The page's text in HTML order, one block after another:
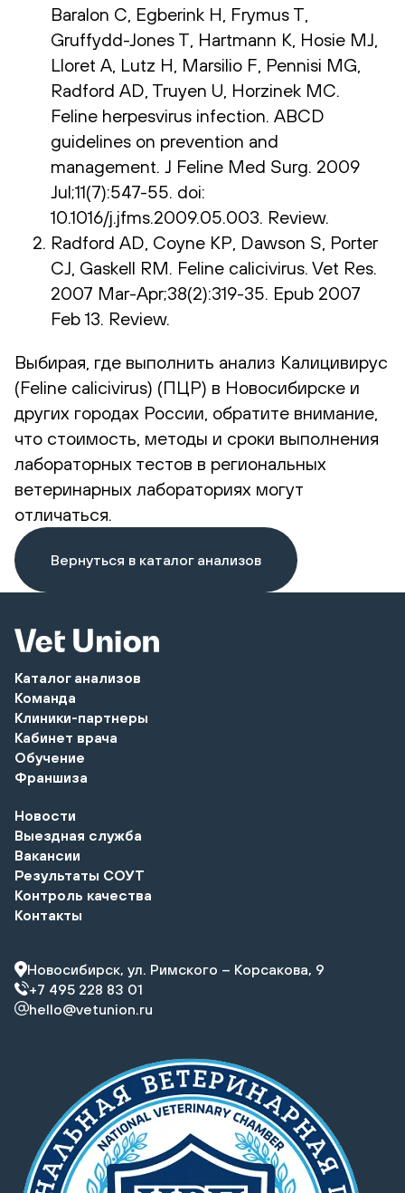
Baralon C, Egberink H, Frymus T,
Gruffydd-Jones T, Hartmann K, Hosie MJ,
Lloret A, Lutz H, Marsilio F, Pennisi MG,
Radford AD, Truyen U, Horzinek MC.
Feline herpesvirus infection. ABCD
guidelines on prevention and
management. J Feline Med Surg. 2009
Jul;11(7):547-55. doi:
10.1016/j.jfms.2009.05.003. Review.
Radford AD, Coyne KP, Dawson S, Porter
CJ, Gaskell RM. Feline calicivirus. Vet Res.
2007 Mar-Apr;38(2):319-35. Epub 2007
Feb 13. Review.
Выбирая, где выполнить анализ Калицивирус
(Feline calicivirus) (ПЦР) в Новосибирске и
других городах России, обратите внимание,
что стоимость, методы и сроки выполнения
лабораторных тестов в региональных
ветеринарных лабораториях могут
отличаться.
Вернуться в каталог анализов
Каталог анализов
Команда
Клиники-партнеры
Кабинет врача
Обучение
Франшиза
Новости
Выездная служба
Вакансии
Результаты СОУТ
Контроль качества
Контакты
Новосибирск, ул. Римского – Корсакова, 9
+7 495 228 83 01
hello@vetunion.ru